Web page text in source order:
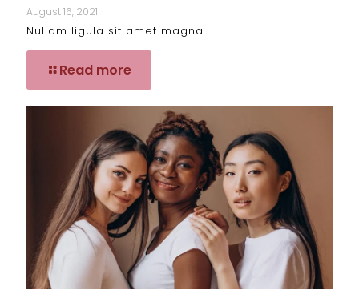
August 16, 2021
Nullam ligula sit amet magna
Read more